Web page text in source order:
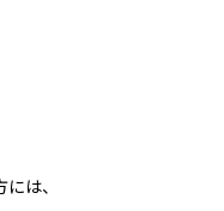
は、